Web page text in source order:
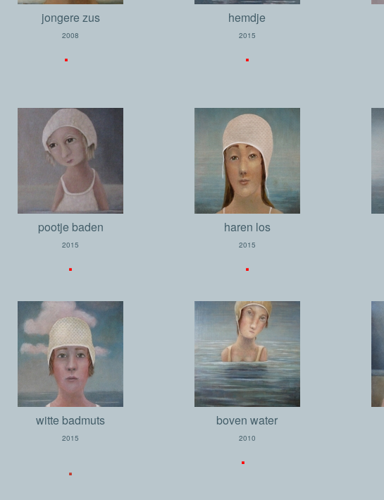
jongere zus
2008
.
hemdje
2015
.
pootje baden
2015
.
haren los
2015
.
witte badmuts
2015
.
boven water
2010
.